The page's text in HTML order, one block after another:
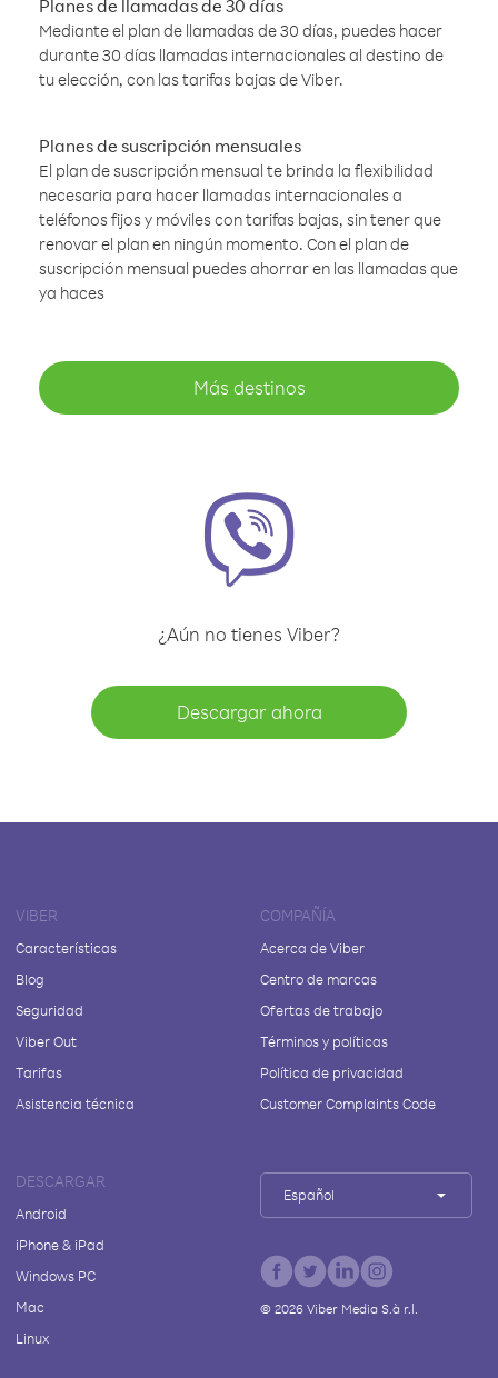
Planes de llamadas de 30 días
Mediante el plan de llamadas de 30 días, puedes hacer
durante 30 días llamadas internacionales al destino de
tu elección, con las tarifas bajas de Viber.
Planes de suscripción mensuales
El plan de suscripción mensual te brinda la flexibilidad
necesaria para hacer llamadas internacionales a
teléfonos fijos y móviles con tarifas bajas, sin tener que
renovar el plan en ningún momento. Con el plan de
suscripción mensual puedes ahorrar en las llamadas que
ya haces
Más destinos
¿Aún no tienes Viber?
Descargar ahora
VIBER
Características
Blog
Seguridad
Viber Out
Tarifas
Asistencia técnica
COMPAÑÍA
Acerca de Viber
Centro de marcas
Ofertas de trabajo
Términos y políticas
Política de privacidad
Customer Complaints Code
DESCARGAR
Android
iPhone & iPad
Windows PC
Mac
Linux
Español
© 2026Viber Media S.à r.l.